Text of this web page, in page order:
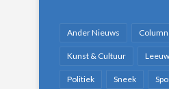
Ander Nieuws
Kunst & Cultuur
Politiek Sneek